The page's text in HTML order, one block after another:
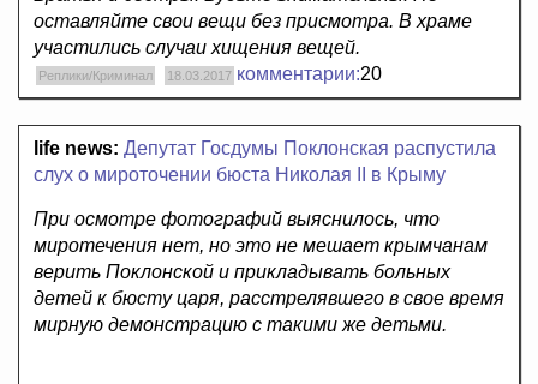
оставляйте свои вещи без присмотра. В храме
участились случаи хищения вещей.
Реплики/Криминал 18.03.2017 комментарии:20
life news: Депутат Госдумы Поклонская распустила
слух о мироточении бюста Николая II в Крыму
При осмотре фотографий выяснилось, что
миротечения нет, но это не мешает крымчанам
верить Поклонской и прикладывать больных
детей к бюсту царя, расстрелявшего в свое время
мирную демонстрацию с такими же детьми.